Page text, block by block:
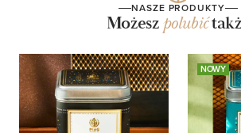
NASZE PRODUKTY
Możeszpolubić
NOWY